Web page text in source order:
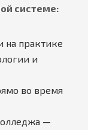
системе:
на практике
и
во время
—